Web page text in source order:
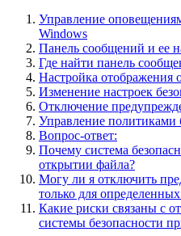
Управление
Windows
Панель сообщений и ее
Где найти панель
Настройка отображения
Изменение настроек
Отключение
Управление политиками
Вопрос-ответ:
Почему система
открытии файла?
Могу ли я отключить
только для
Какие риски связаны с
системы безопасности